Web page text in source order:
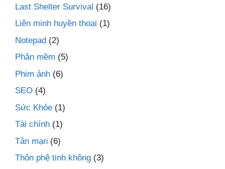
Last Shelter Survival (16)
Liên minh huyền thoại (1)
Notepad (2)
Phần mềm (5)
Phim ảnh (6)
SEO (4)
Sức Khỏe (1)
Tài chính (1)
Tản mạn (6)
Thôn phệ tinh không (3)